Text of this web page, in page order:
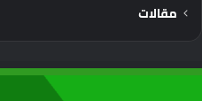
مقالات